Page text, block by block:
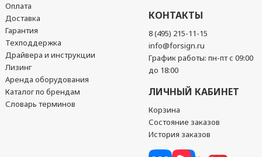
Оплата
Доставка
Гарантия
Техподдержка
Драйвера и инструкции
Лизинг
Аренда оборудования
Каталог по брендам
Словарь терминов
КОНТАКТЫ
8 (495) 215-11-15
info@forsign.ru
График работы: пн-пт с 09:00
до 18:00
ЛИЧНЫЙ КАБИНЕТ
Корзина
Состояние заказов
История заказов